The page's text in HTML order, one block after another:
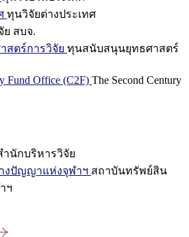
ทุนวิจัยต่างประเทศ
ย สบจ.
ตร์การวิจัย ทุนสนับสนุนยุทธศาสตร์
Fund Office (C2F) The Second Century
ำนักบริหารวิจัย
งปัญญาแห่งจุฬาฯ สถาบันทรัพย์สิน
ฯ